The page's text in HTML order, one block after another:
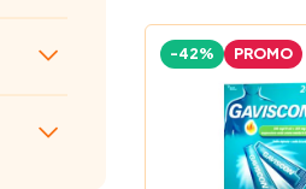
-42% PROMO